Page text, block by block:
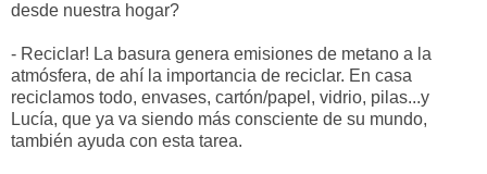
desde nuestra hogar?
- Reciclar! La basura genera emisiones de metano a la
atmósfera, de ahí la importancia de reciclar. En casa
reciclamos todo, envases, cartón/papel, vidrio, pilas...y
Lucía, que ya va siendo más consciente de su mundo,
también ayuda con esta tarea.